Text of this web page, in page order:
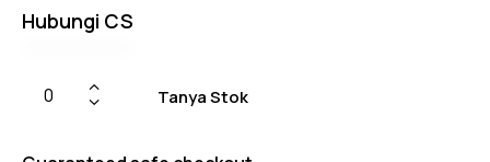
Hubungi CS
Tanya Stok